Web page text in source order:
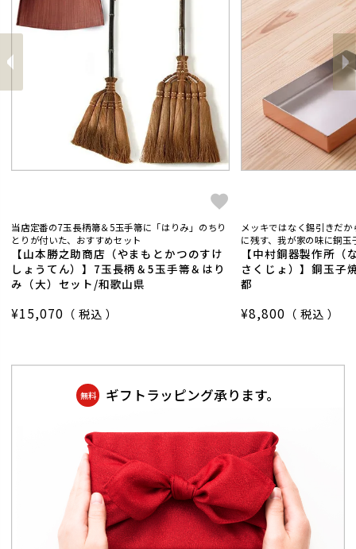
前
へ
当店定番の7玉長柄箒＆5玉手箒に「はりみ」のちり
とりが付いた、おすすめセット
【山本勝之助商店（やまもとかつのすけ
しょうてん）】7玉長柄＆5玉手箒＆はり
み（大）セット/和歌山県
¥15,070 税込
メッキではなく錫引きだ
に残す、我が家の味に
【中村銅器製作所（
さくじょ）】銅玉
都
¥8,800 税込
次
へ
無料 ギフトラッピング承ります。